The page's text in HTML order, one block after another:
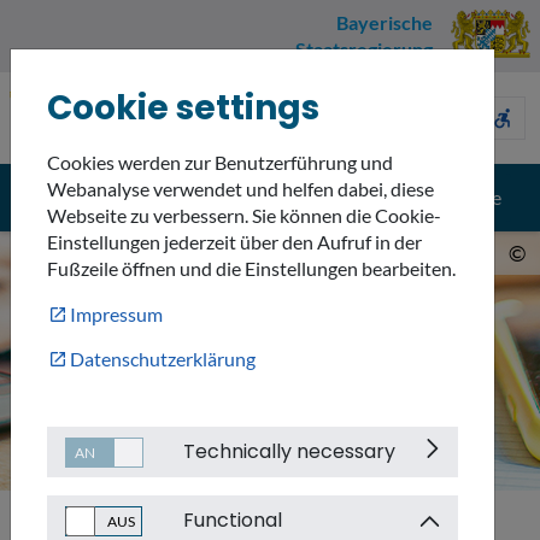
Bayerische
Staatsregierung
Umweltnavigator
accessible_forward
Menü search Suche
©
Cookie settings
Cookies werden zur Benutzerführung und
Webanalyse verwendet und helfen dabei, diese
Webseite zu verbessern. Sie können die Cookie-
Einstellungen jederzeit über den Aufruf in der
Fußzeile öffnen und die Einstellungen bearbeiten.
Impressum
Datenschutzerklärung
Technically necessary
Functional